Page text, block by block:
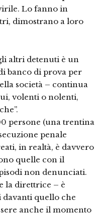
Lo fanno in
dimostrano a loro
altri detenuti è un
banco di prova per
società – continua
volenti o nolenti,
persone (una trentina
penale
in realtà, è davvero
quelle con il
non denunciati.
la direttrice – è
davanti quello che
anche il momento